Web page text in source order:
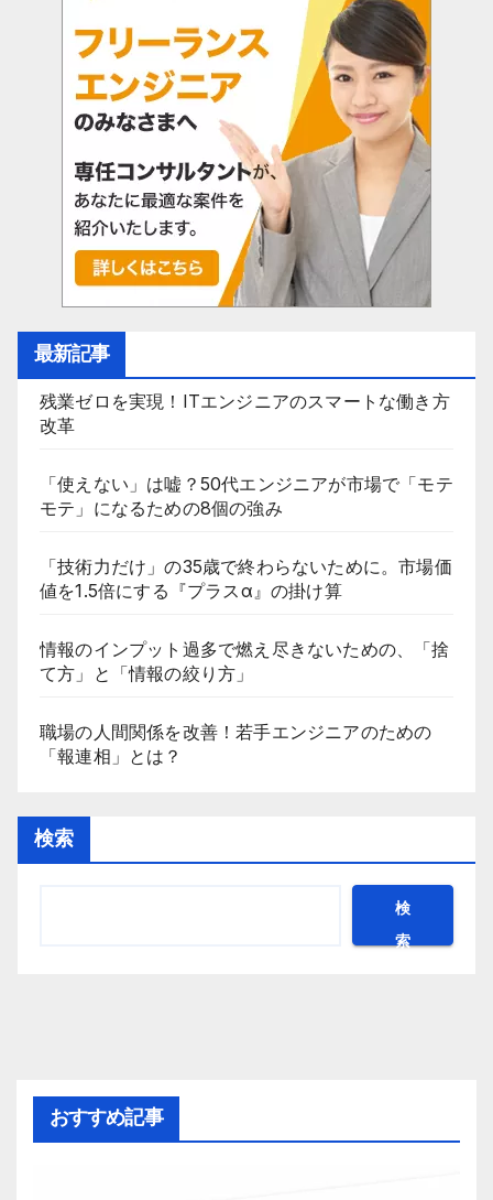
最新記事
残業ゼロを実現！ITエンジニアのスマートな働き方
改革
「使えない」は嘘？50代エンジニアが市場で「モテ
モテ」になるための8個の強み
「技術力だけ」の35歳で終わらないために。市場価
値を1.5倍にする『プラスα』の掛け算
情報のインプット過多で燃え尽きないための、「捨
て方」と「情報の絞り方」
職場の人間関係を改善！若手エンジニアのための
「報連相」とは？
検索
検
索
おすすめ記事